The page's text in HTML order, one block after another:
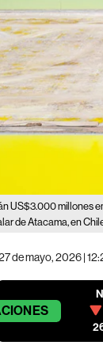
US$3.000 millones
de Atacama, en
de mayo, 2026 |